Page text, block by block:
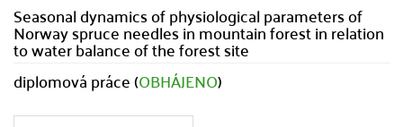
Seasonal dynamics of physiological parameters of
Norway spruce needles in mountain forest in relation
to water balance of the forest site
diplomová práce (OBHÁJENO)